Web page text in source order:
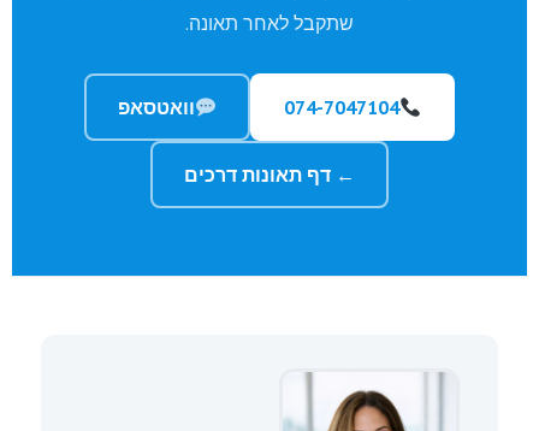
שתקבל לאחר תאונה.
074-7047104 וואטסאפ
← דף תאונות דרכים